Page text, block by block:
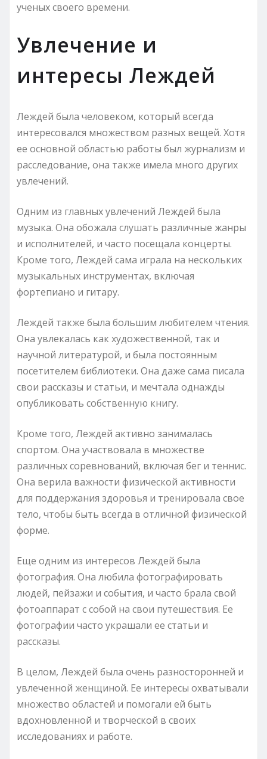
ученых своего времени.
Увлечение и
интересы Леждей
Леждей была человеком, который всегда
интересовался множеством разных вещей. Хотя
ее основной областью работы был журнализм и
расследование, она также имела много других
увлечений.
Одним из главных увлечений Леждей была
музыка. Она обожала слушать различные жанры
и исполнителей, и часто посещала концерты.
Кроме того, Леждей сама играла на нескольких
музыкальных инструментах, включая
фортепиано и гитару.
Леждей также была большим любителем чтения.
Она увлекалась как художественной, так и
научной литературой, и была постоянным
посетителем библиотеки. Она даже сама писала
свои рассказы и статьи, и мечтала однажды
опубликовать собственную книгу.
Кроме того, Леждей активно занималась
спортом. Она участвовала в множестве
различных соревнований, включая бег и теннис.
Она верила важности физической активности
для поддержания здоровья и тренировала свое
тело, чтобы быть всегда в отличной физической
форме.
Еще одним из интересов Леждей была
фотография. Она любила фотографировать
людей, пейзажи и события, и часто брала свой
фотоаппарат с собой на свои путешествия. Ее
фотографии часто украшали ее статьи и
рассказы.
В целом, Леждей была очень разносторонней и
увлеченной женщиной. Ее интересы охватывали
множество областей и помогали ей быть
вдохновленной и творческой в своих
исследованиях и работе.